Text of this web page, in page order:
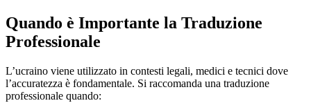
Quando è Importante la Traduzione
Professionale
L’ucraino viene utilizzato in contesti legali, medici e tecnici dove
l’accuratezza è fondamentale. Si raccomanda una traduzione
professionale quando: